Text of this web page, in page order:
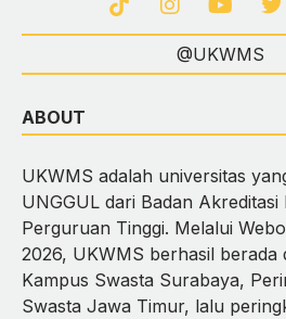
@UKWMS
ABOUT
UKWMS adalah universitas
UNGGUL dari Badan Akreditasi
Perguruan Tinggi. Melalui
2026, UKWMS berhasil berada
Kampus Swasta Surabaya,
Swasta Jawa Timur, lalu